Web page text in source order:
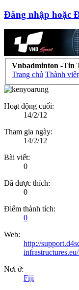
Đăng nhập hoặc
Vnbadminton -Tin
Trang chủ Thành
Hoạt động cuối:
14/2/12
Tham gia ngày:
14/2/12
Bài viết:
0
Đã được thích:
0
Điểm thành tích:
0
Web:
http://
Nơi ở:
Fiji